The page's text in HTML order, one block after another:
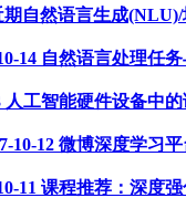
期自然语言生成
14 自然语言处理任
人工智能硬件设备中
10-12 微博深度学习
11 课程推荐：深度